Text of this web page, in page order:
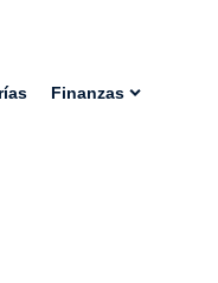
Finanzas